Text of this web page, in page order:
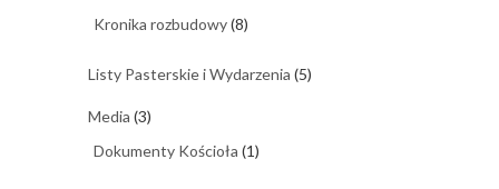
Kronika rozbudowy(8)
Listy Pasterskie i Wydarzenia (5)
Media (3)
Dokumenty Kościoła (1)